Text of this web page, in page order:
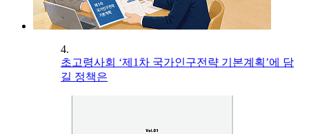
4.
초고령사회 ‘제1차 국가인구전략 기본계획’에 담
길 정책은